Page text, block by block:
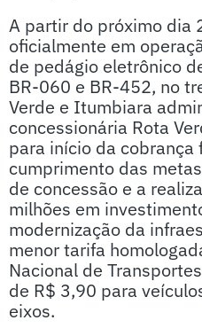
A partir do próximo dia
oficialmente em
de pedágio eletrônico
BR-060 e BR-452, no
Verde e Itumbiara
concessionária Rota
para início da
cumprimento das
de concessão e a
milhões em
modernização da
menor tarifa
Nacional de
de R$ 3,90 para
eixos.